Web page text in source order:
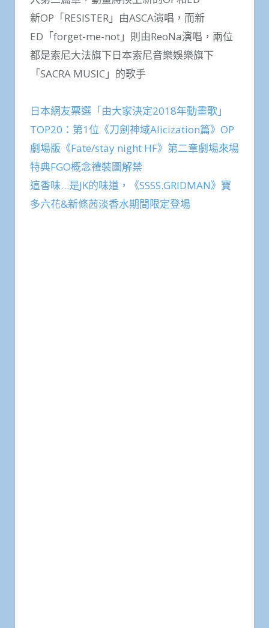
新OP「RESISTER」由ASCA演唱，而新
ED「forget-me-not」則由ReoNa演唱，兩位
都是索尼大法旗下日本索尼音樂娛樂旗下
「SACRA MUSIC」的歌手
日本網友票選「由大家決定2018年動畫歌」
TOP20：第1位《刀劍神域Alicization篇》OP
劇場版《Fate/stay night HF》第二章劇場來場
特典FGO概念禮裝圖解禁
這香味…是JK的味道，《SSSS.GRIDMAN》寶
多六花&新條茜淡香水期間限定登場